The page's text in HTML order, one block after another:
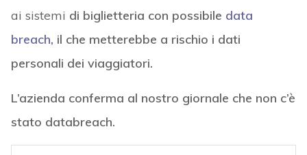
ai sistemi di biglietteria con possibile data
breach, il che metterebbe a rischio i dati
personali dei viaggiatori.
L’azienda conferma al nostro giornale che non c’è
stato databreach.